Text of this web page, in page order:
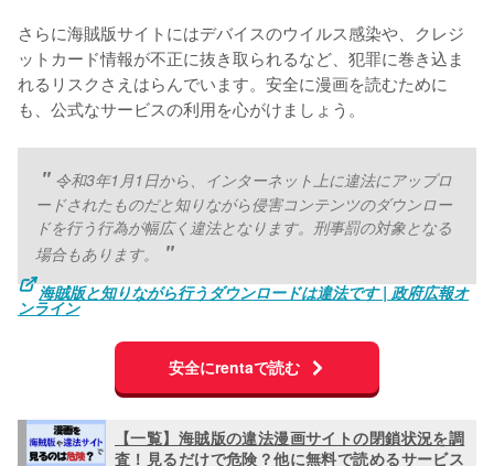
さらに海賊版サイトにはデバイスのウイルス感染や、クレジ
ットカード情報が不正に抜き取られるなど、犯罪に巻き込ま
れるリスクさえはらんでいます。安全に漫画を読むために
も、公式なサービスの利用を心がけましょう。
令和3年1月1日から、インターネット上に違法にアップロ
ードされたものだと知りながら侵害コンテンツのダウンロー
ドを行う行為が幅広く違法となります。刑事罰の対象となる
場合もあります。
海賊版と知りながら行うダウンロードは違法です | 政府広報オ
ンライン
安全にrentaで読む
【一覧】海賊版の違法漫画サイトの閉鎖状況を調
査！見るだけで危険？他に無料で読めるサービス